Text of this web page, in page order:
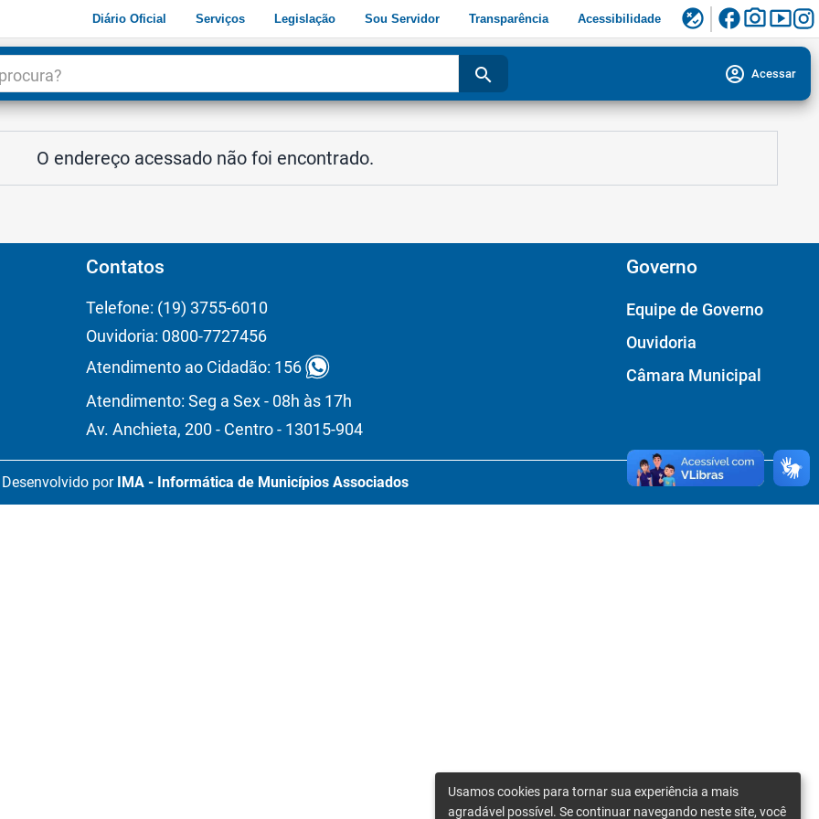
Diário Oficial Serviços Legislação Sou Servidor Transparência Acessibilidade flaky facebookphoto_camerasmart_display
search account_circle Acessar
O endereço acessado não foi encontrado.
Contatos
Telefone: (19) 3755-6010
Ouvidoria: 0800-7727456
Atendimento ao Cidadão: 156
Atendimento: Seg a Sex - 08h às 17h
Av. Anchieta, 200 - Centro - 13015-904
Governo
Equipe de Governo
Ouvidoria
Câmara Municipal
Desenvolvido por IMA - Informática de Municípios Associados
Usamos cookies para tornar sua experiência a mais
agradável possível. Se continuar navegando neste site, você